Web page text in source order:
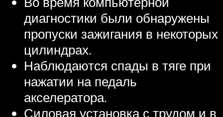
диагностики были обнаружены
пропуски зажигания в некоторых
цилиндрах.
Наблюдаются спады в тяге при
нажатии на педаль
акселератора.
Силовая установка с трудом и в